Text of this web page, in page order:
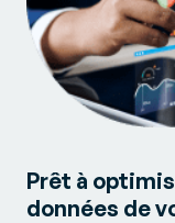
Prêt à
données de